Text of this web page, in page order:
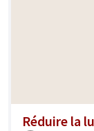
Réduire la